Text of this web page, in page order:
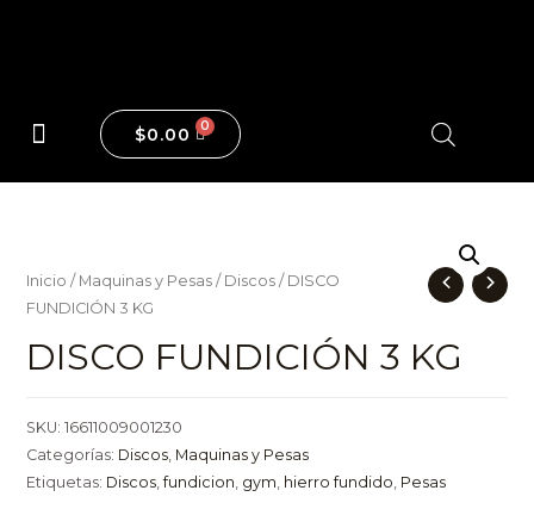
$0.00
Inicio / Maquinas y Pesas/ Discos/ DISCO
FUNDICIÓN 3 KG
DISCO FUNDICIÓN 3 KG
SKU: 16611009001230
Categorías: Discos, Maquinas y Pesas
Etiquetas: Discos,fundicion, gym, hierro fundido, Pesas